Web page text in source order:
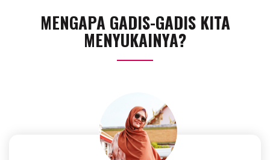
MENGAPA GADIS-GADIS KITA
MENYUKAINYA?